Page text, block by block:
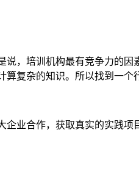
，培训机构最有竞争力的
复杂的知识。所以找到一个
业合作，获取真实的实践